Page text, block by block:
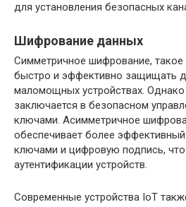
для установления безопасных
Шифрование данных
Симметричное шифрование, такое
быстро и эффективно защищать
маломощных устройствах.
заключается в безопасном
ключами. Асимметричное
обеспечивает более
ключами и цифровую подпись,
аутентификации устройств.
Современные устройства IoT